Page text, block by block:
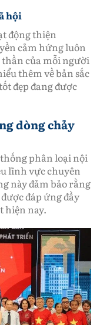
hội
động thiện
cảm hứng luôn
của mỗi người
thêm về bản sắc
đẹp đang được
dòng chảy
phân loại nội
lĩnh vực chuyên
này đảm bảo rằng
đáp ứng đầy
hiện nay.